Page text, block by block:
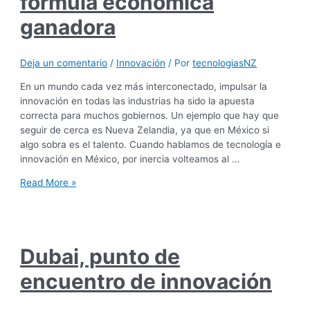
ganadora
Deja un comentario / Innovación / PortecnologiasNZ
En un mundo cada vez más interconectado, impulsar la
innovación en todas las industrias ha sido la apuesta
correcta para muchos gobiernos. Un ejemplo que hay que
seguir de cerca es Nueva Zelandia, ya que en México si
algo sobra es el talento. Cuando hablamos de tecnología e
innovación en México, por inercia volteamos al …
Read More »
Dubai, punto de
encuentro de innovación